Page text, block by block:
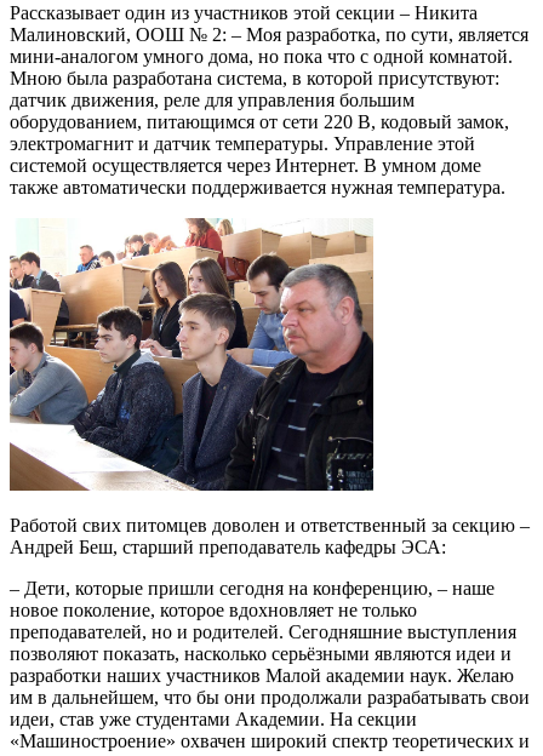
Рассказывает один из участников этой секции – Никита
Малиновский, ООШ № 2: – Моя разработка, по сути, является
мини-аналогом умного дома, но пока что с одной комнатой.
Мною была разработана система, в которой присутствуют:
датчик движения, реле для управления большим
оборудованием, питающимся от сети 220 В, кодовый замок,
электромагнит и датчик температуры. Управление этой
системой осуществляется через Интернет. В умном доме
также автоматически поддерживается нужная температура.
Работой свих питомцев доволен и ответственный за секцию –
Андрей Беш, старший преподаватель кафедры ЭСА:
– Дети, которые пришли сегодня на конференцию, – наше
новое поколение, которое вдохновляет не только
преподавателей, но и родителей. Сегодняшние выступления
позволяют показать, насколько серьёзными являются идеи и
разработки наших участников Малой академии наук. Желаю
им в дальнейшем, что бы они продолжали разрабатывать свои
идеи, став уже студентами Академии. На секции
«Машиностроение» охвачен широкий спектр теоретических и